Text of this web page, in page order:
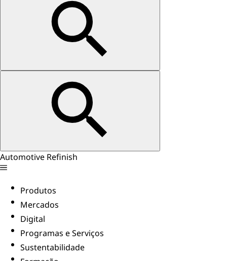
Automotive Refinish
Produtos
Mercados
Digital
Programas e Serviços
Sustentabilidade